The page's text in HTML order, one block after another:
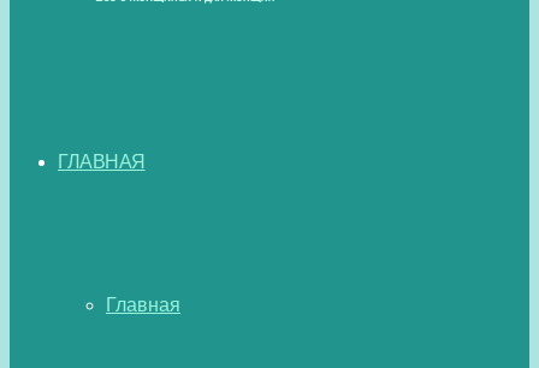
ГЛАВНАЯ
Главная